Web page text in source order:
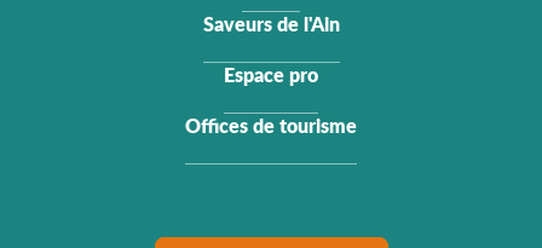
Saveurs de l'Ain
Espace pro
Offices de tourisme